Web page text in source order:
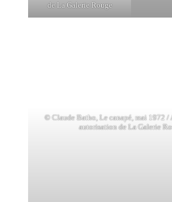
de La Galerie Rouge
© Claude Batho, Le canapé, mai 1972 /
autorisation de La Galerie